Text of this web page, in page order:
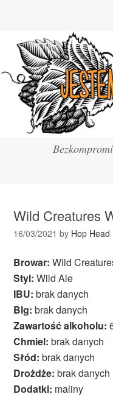
Wild Creatures
16/03/2021 by Hop Head
Browar: Wild
Styl: Wild Ale
IBU: brak danych
Blg: brak danych
Zawartość alkoholu:
Chmiel: brak danych
Słód: brak danych
Drożdże: brak danych
Dodatki: maliny